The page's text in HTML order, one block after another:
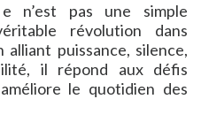
n’est pas une simple
révolution dans
alliant puissance, silence,
il répond aux défis
le quotidien des